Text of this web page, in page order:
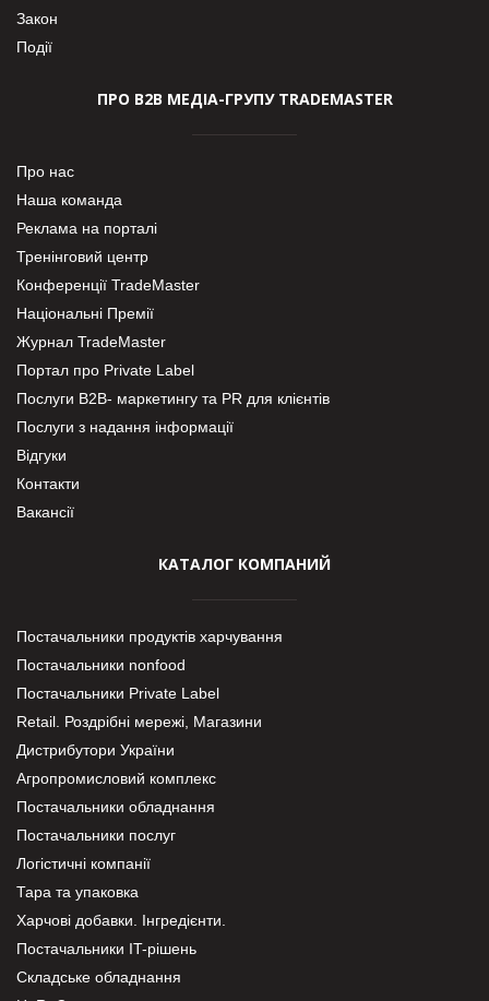
Закон
Події
ПРО В2В МЕДІА-ГРУПУ TRADEMASTER
Про нас
Наша команда
Реклама на порталі
Тренінговий центр
Конференції TradeMaster
Національні Премії
Журнал TradeMaster
Портал про Private Label
Послуги В2В- маркетингу та PR для клієнтів
Послуги з надання інформації
Відгуки
Контакти
Вакансії
КАТАЛОГ КОМПАНИЙ
Постачальники продуктів харчування
Постачальники nonfood
Постачальники Private Label
Retail. Роздрібні мережі, Магазини
Дистрибутори України
Агропромисловий комплекс
Постачальники обладнання
Постачальники послуг
Логістичні компанії
Тара та упаковка
Харчові добавки. Інгредієнти.
Постачальники IT-рішень
Складське обладнання